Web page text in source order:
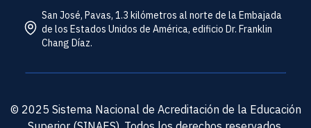
San José, Pavas, 1.3 kilómetros al norte de la Embajada
de los Estados Unidos de América, edificio Dr. Franklin
Chang Díaz.
© 2025 Sistema Nacional de Acreditación de la Educación